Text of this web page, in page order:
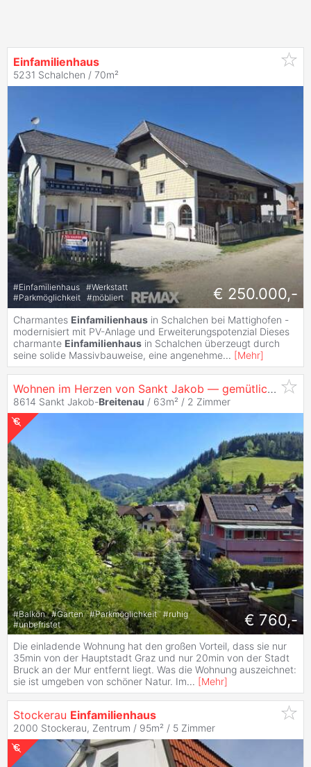
Einfamilienhaus
5231 Schalchen / 70m²
#Einfamilienhaus #Werkstatt
#Parkmöglichkeit #möbliert € 250.000,-
Charmantes Einfamilienhaus in Schalchen bei Mattighofen -
modernisiert mit PV-Anlage und Erweiterungspotenzial Dieses
charmante Einfamilienhaus in Schalchen überzeugt durch
seine solide Massivbauweise, eine angenehme... [Mehr]
Wohnen im Herzen von Sankt Jakob — gemütlich, sonnig und mit viel Grün — nur 35min von Graz
8614 Sankt Jakob-Breitenau / 63m² / 2 Zimmer
#Balkon #Garten #Parkmöglichkeit #ruhig
#unbefristet € 760,-
Die einladende Wohnung hat den großen Vorteil, dass sie nur
35min von der Hauptstadt Graz und nur 20min von der Stadt
Bruck an der Mur entfernt liegt. Was die Wohnung auszeichnet:
sie ist umgeben von schöner Natur. Im... [Mehr]
Stockerau Einfamilienhaus
2000 Stockerau, Zentrum / 95m² / 5 Zimmer